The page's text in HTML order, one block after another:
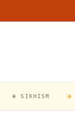
☬ SIKHISM